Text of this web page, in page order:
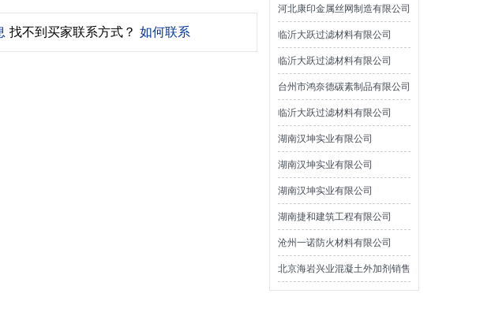
找不到买家联系方式？ 如何联系
河北康印金属丝网制造有限公司
临沂大跃过滤材料有限公司
临沂大跃过滤材料有限公司
台州市鸿奈德碳素制品有限公司
临沂大跃过滤材料有限公司
湖南汉坤实业有限公司
湖南汉坤实业有限公司
湖南汉坤实业有限公司
湖南捷和建筑工程有限公司
沧州一诺防火材料有限公司
北京海岩兴业混凝土外加剂销售
有限公司